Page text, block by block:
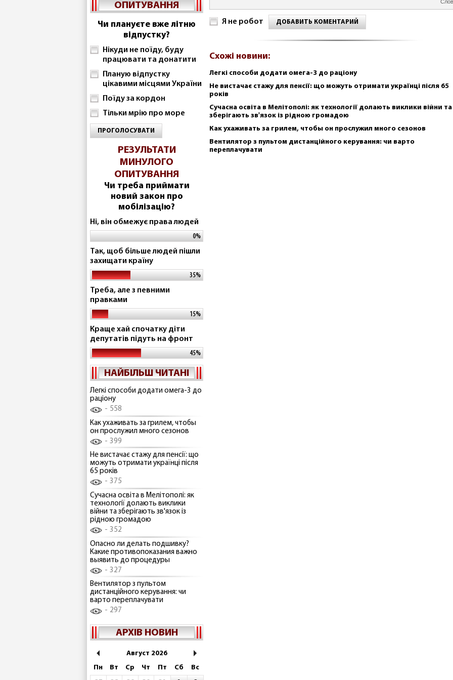
ОПИТУВАННЯ
Чи плануєте вже літню
відпустку?
Нікуди не поїду, буду
працювати та донатити
Планую відпустку
цікавими місцями України
Поїду за кордон
Тільки мрію про море
ПРОГОЛОСУВАТИ
РЕЗУЛЬТАТИ
МИНУЛОГО
ОПИТУВАННЯ
Чи треба приймати
новий закон про
мобілізацію?
Ні, він обмежує права людей
0%
Так, щоб більше людей пішли
захищати країну
35%
Треба, але з певними
правками
15%
Краще хай спочатку діти
депутатів підуть на фронт
45%
НАЙБІЛЬШ ЧИТАНІ
Легкі способи додати омега-3 до
раціону
558
Как ухаживать за грилем, чтобы
он прослужил много сезонов
399
Не вистачає стажу для пенсії: що
можуть отримати українці після
65 років
375
Сучасна освіта в Мелітополі: як
технології долають виклики
війни та зберігають зв'язок із
рідною громадою
352
Опасно ли делать подшивку?
Какие противопоказания важно
выявить до процедуры
327
Вентилятор з пультом
дистанційного керування: чи
варто переплачувати
297
АРХІВ НОВИН
Август 2026
Пн
Вт Ср Чт Пт Сб
Вс
Я не робот ДОБАВИТЬ КОМЕНТАРИЙ
Схожі новини:
Легкі способи додати омега-3 до раціону
Не вистачає стажу для пенсії: що можуть отримати українці після 65
років
Сучасна освіта в Мелітополі: як технології долають виклики війни та
зберігають зв'язок із рідною громадою
Как ухаживать за грилем, чтобы он прослужил много сезонов
Вентилятор з пультом дистанційного керування: чи варто
переплачувати